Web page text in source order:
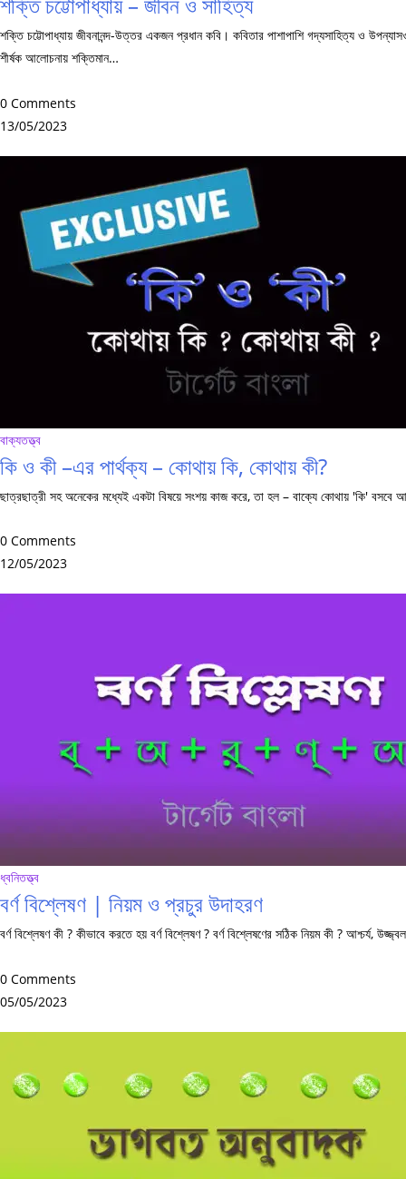
শক্তি চট্টোপাধ্যায় জীবনানন্দ-উত্তর একজন প্রধান কবি। কবিতার পাশাপাশি গদ্যসাহিত্য ও
শীর্ষক আলোচনায় শক্তিমান…
0 Comments
13/05/2023
বাক্যতত্ত্ব
কি ও কী –এর পার্থক্য – কোথায় কি, কোথায় কী?
ছাত্রছাত্রী সহ অনেকের মধ্যেই একটা বিষয়ে সংশয় কাজ করে, তা হল – বাক্যে কোথায় 'কি'
0 Comments
12/05/2023
ধ্বনিতত্ত্ব
বর্ণ বিশ্লেষণ | নিয়ম ও প্রচুর উদাহরণ
বর্ণ বিশ্লেষণ কী ? কীভাবে করতে হয় বর্ণ বিশ্লেষণ ? বর্ণ বিশ্লেষণের সঠিক নিয়ম কী ? আশ্চর্য,
0 Comments
05/05/2023